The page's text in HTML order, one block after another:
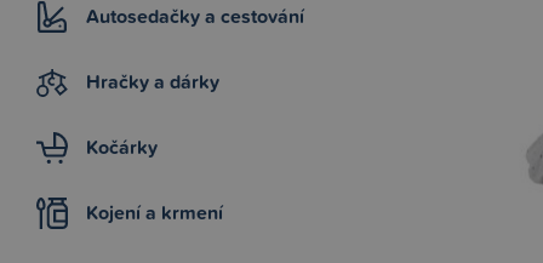
Autosedačky a cestování
Hračky a dárky
Kočárky
Kojení a krmení